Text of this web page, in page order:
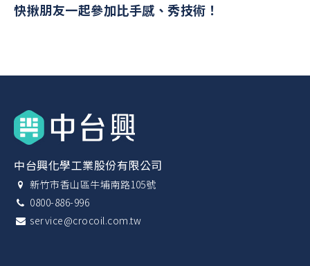
快揪朋友一起參加比手感、秀技術！
中台興化學工業股份有限公司
新竹市香山區牛埔南路105號
0800-886-996
service@crocoil.com.tw